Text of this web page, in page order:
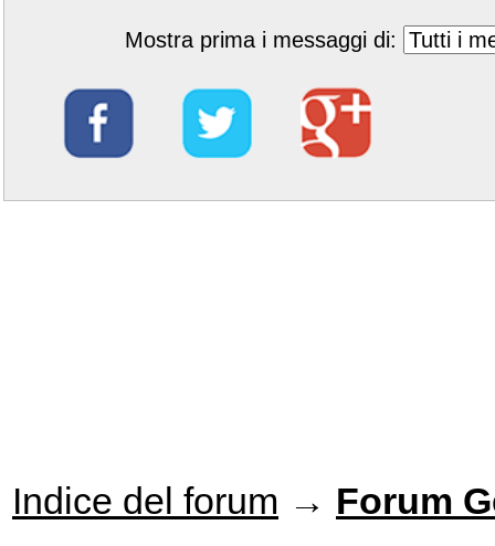
Mostra prima i messaggi di:
Indice del forum → Forum